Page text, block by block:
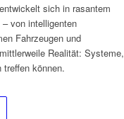
sich in rasantem
von intelligenten
Fahrzeugen und
Realität: Systeme,
können.